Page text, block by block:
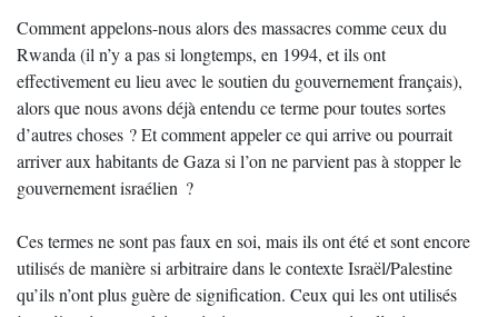
Comment appelons-nous alors des massacres comme ceux du
Rwanda (il n’y a pas si longtemps, en 1994, et ils ont
effectivement eu lieu avec le soutien du gouvernement français),
alors que nous avons déjà entendu ce terme pour toutes sortes
d’autres choses ? Et comment appeler ce qui arrive ou pourrait
arriver aux habitants de Gaza si l’on ne parvient pas à stopper le
gouvernement israélien ?
Ces termes ne sont pas faux en soi, mais ils ont été et sont encore
utilisés de manière si arbitraire dans le contexte Israël/Palestine
qu’ils n’ont plus guère de signification. Ceux qui les ont utilisés